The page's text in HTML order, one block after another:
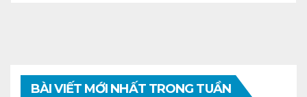
BÀI VIẾT MỚI NHẤT TRONG TUẦN